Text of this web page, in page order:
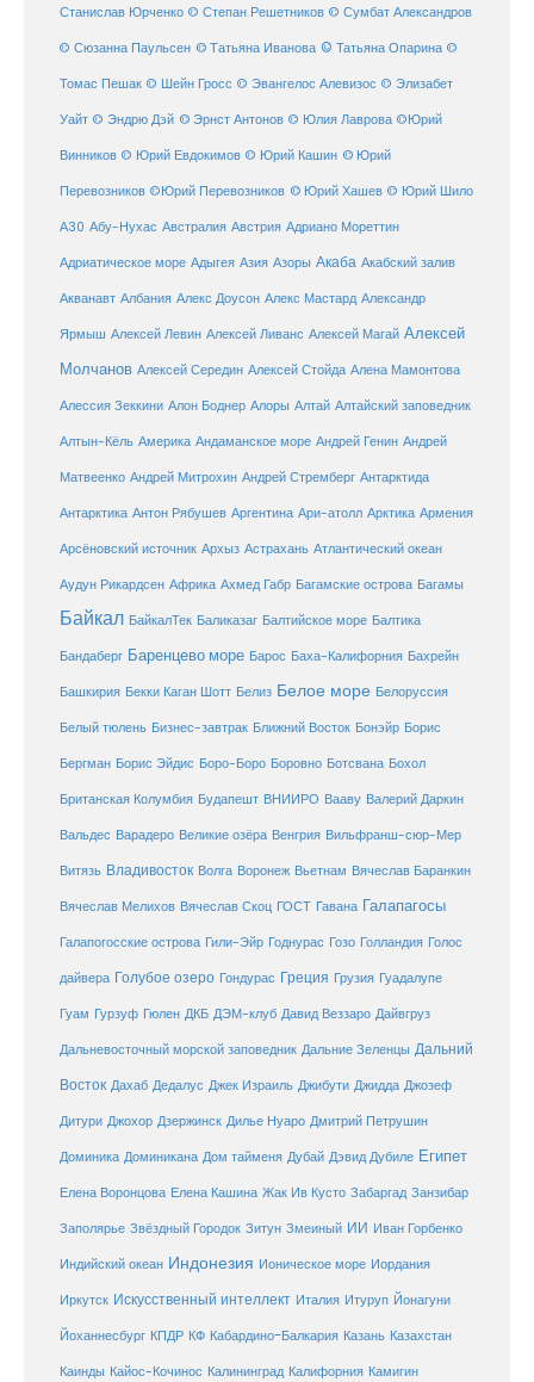
Станислав Юрченко © Степан Решетников © Сумбат Александров
© Сюзанна Паульсен © Татьяна Иванова © Татьяна Опарина ©
Томас Пешак © Шейн Гросс © Эвангелос Алевизос © Элизабет
Уайт © Эндрю Дэй © Эрнст Антонов © Юлия Лаврова ©Юрий
Винников © Юрий Евдокимов © Юрий Кашин © Юрий
Перевозников ©Юрий Перевозников © Юрий Хашев © Юрий Шило
А30 Абу-Нухас Австралия Австрия Адриано Мореттин
Адриатическое море Адыгея Азия Азоры Акаба Акабский залив
Акванавт Албания Алекс Доусон Алекс Мастард Александр
Ярмыш Алексей Левин Алексей Ливанс Алексей Магай Алексей
Молчанов Алексей Середин Алексей Стойда Алена Мамонтова
Алессия Зеккини Алон Боднер Алоры Алтай Алтайский заповедник
Алтын-Кёль Америка Андаманское море Андрей Генин Андрей
Матвеенко Андрей Митрохин Андрей Стремберг Антарктида
Антарктика Антон Рябушев Аргентина Ари-атолл Арктика Армения
Арсёновский источник Архыз Астрахань Атлантический океан
Аудун Рикардсен Африка Ахмед Габр Багамские острова Багамы
Байкал БайкалТек Баликазаг Балтийское море Балтика
Бандаберг Баренцево море Барос Баха-Калифорния Бахрейн
Башкирия Бекки Каган Шотт Белиз Белое море Белоруссия
Белый тюлень Бизнес-завтрак Ближний Восток Бонэйр Борис
Бергман Борис Эйдис Боро-Боро Боровно Ботсвана Бохол
Британская Колумбия Будапешт ВНИИРО Вааву Валерий Даркин
Вальдес Варадеро Великие озёра Венгрия Вильфранш-сюр-Мер
Витязь Владивосток Волга Воронеж Вьетнам Вячеслав Баранкин
Вячеслав Мелихов Вячеслав Скоц ГОСТ Гавана Галапагосы
Галапогосские острова Гили-Эйр Годнурас Гозо Голландия Голос
дайвера Голубое озеро Гондурас Греция Грузия Гуадалупе
Гуам Гурзуф Гюлен ДКБ ДЭМ-клуб Давид Веззаро Дайвгруз
Дальневосточный морской заповедник Дальние Зеленцы Дальний
Восток Дахаб Дедалус Джек Израиль Джибути Джидда Джозеф
Дитури Джохор Дзержинск Дилье Нуаро Дмитрий Петрушин
Доминика Доминикана Дом тайменя Дубай Дэвид Дубиле Египет
Елена Воронцова Елена Кашина Жак Ив Кусто Забаргад Занзибар
Заполярье Звёздный Городок Зитун Змеиный ИИ Иван Горбенко
Индийский океан Индонезия Ионическое море Иордания
Иркутск Искусственный интеллект Италия Итуруп Йонагуни
Йоханнесбург КПДР КФ Кабардино-Балкария Казань Казахстан
Каинды Кайос-Кочинос Калининград Калифорния Камигин